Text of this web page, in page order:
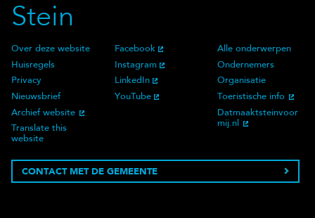
Stein
Over deze website
Over deze website
Huisregels
Privacy
Nieuwsbrief
Archief website
Translate this
website
Social Media
Facebook
Instagram
LinkedIn
YouTube
Alle onderwerpen
Ondernemers
Organisatie
Toeristische info
Datmaaktsteinvoor
mij.nl
CONTACT MET DE GEMEENTE